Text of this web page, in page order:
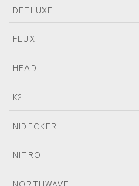
DEELUXE
FLUX
HEAD
K2
NIDECKER
NITRO